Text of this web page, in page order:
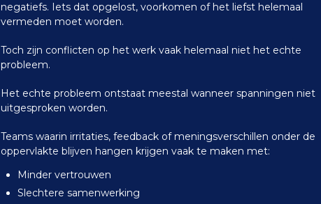
negatiefs. Iets dat opgelost, voorkomen of het liefst helemaal
vermeden moet worden.
Toch zijn conflicten op het werk vaak helemaal niet het echte
probleem.
Het echte probleem ontstaat meestal wanneer spanningen niet
uitgesproken worden.
Teams waarin irritaties, feedback of meningsverschillen onder de
oppervlakte blijven hangen krijgen vaak te maken met:
Minder vertrouwen
Slechtere samenwerking